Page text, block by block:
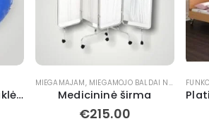
Pozicionavimo apykaklė-pagalvė
MIEGAMAJAM, MIEGAMOJO BALDAI NEĮGALIESIEMS
Medicininė širma
€215.00